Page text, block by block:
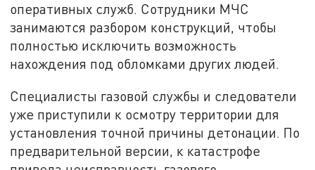
оперативных служб. Сотрудники МЧС
занимаются разбором конструкций, чтобы
полностью исключить возможность
нахождения под обломками других людей.
Специалисты газовой службы и следователи
уже приступили к осмотру территории для
установления точной причины детонации. По
предварительной версии, к катастрофе